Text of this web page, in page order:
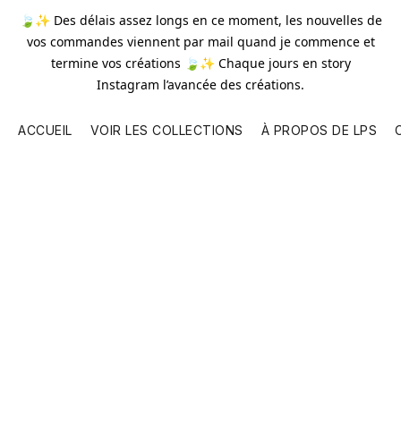
🍃✨ Des délais assez longs en ce moment, les nouvelles de
vos commandes viennent par mail quand je commence et
termine vos créations 🍃✨ Chaque jours en story
Instagram l’avancée des créations.
ACCUEIL VOIR LES COLLECTIONS À PROPOS DE LPS